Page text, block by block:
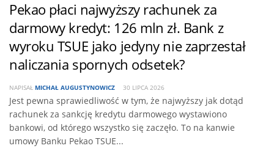
Pekao płaci najwyższy rachunek za
darmowy kredyt: 126 mln zł. Bank z
wyroku TSUE jako jedyny nie zaprzestał
naliczania spornych odsetek?
NAPISAŁ MICHAŁ AUGUSTYNOWICZ 30 LIPCA 2026
Jest pewna sprawiedliwość w tym, że najwyższy jak dotąd
rachunek za sankcję kredytu darmowego wystawiono
bankowi, od którego wszystko się zaczęło. To na kanwie
umowy Banku Pekao TSUE...